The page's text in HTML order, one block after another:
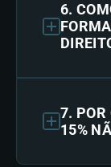
6.
7. POR
15%